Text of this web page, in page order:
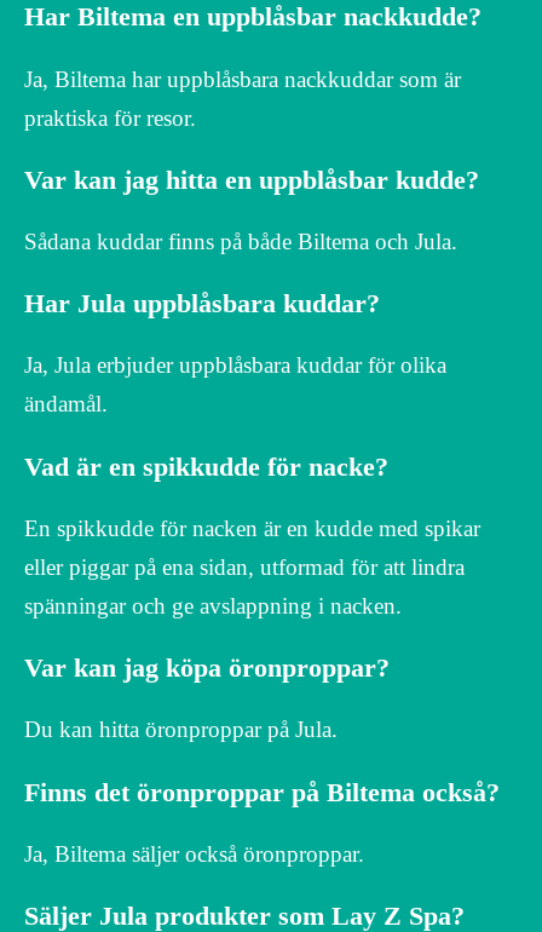
Har Biltema en uppblåsbar nackkudde?
Ja, Biltema har uppblåsbara nackkuddar som är
praktiska för resor.
Var kan jag hitta en uppblåsbar kudde?
Sådana kuddar finns på både Biltema och Jula.
Har Jula uppblåsbara kuddar?
Ja, Jula erbjuder uppblåsbara kuddar för olika
ändamål.
Vad är en spikkudde för nacke?
En spikkudde för nacken är en kudde med spikar
eller piggar på ena sidan, utformad för att lindra
spänningar och ge avslappning i nacken.
Var kan jag köpa öronproppar?
Du kan hitta öronproppar på Jula.
Finns det öronproppar på Biltema också?
Ja, Biltema säljer också öronproppar.
Säljer Jula produkter som Lay Z Spa?